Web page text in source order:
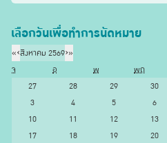
เลือกวันเพื่อทำการนัดหมาย
«‹สิงหาคม 2569›»
จ
อ พ พฤ
27
28 29 30
3
4 5 6
10
11 12 13
17
18 19 20